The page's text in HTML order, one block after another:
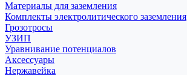
Материалы для заземления
Комплекты электролитического заземления
Грозотросы
УЗИП
Уравнивание потенциалов
Аксессуары
Нержавейка